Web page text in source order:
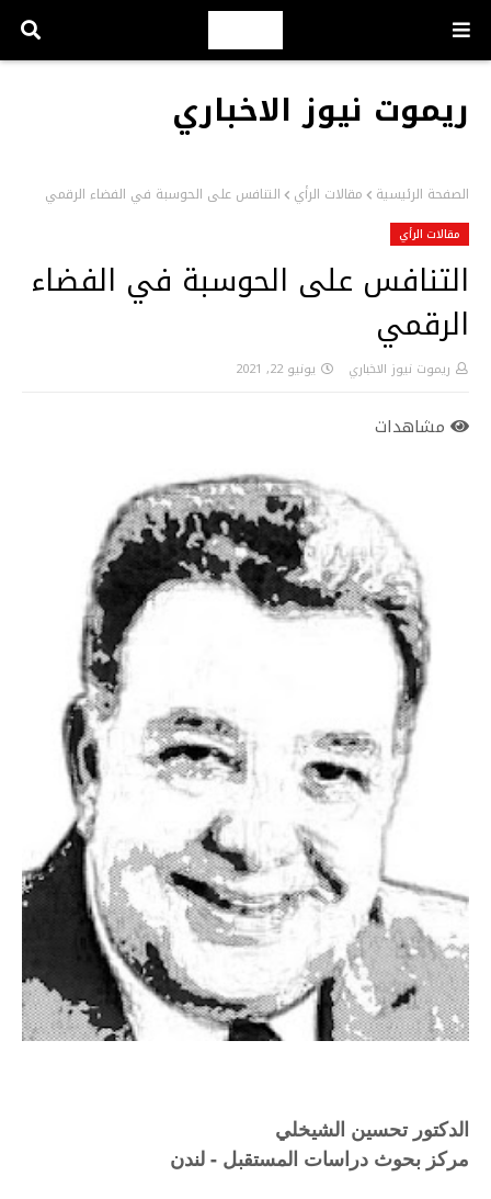
ريموت نيوز الاخباري
الصفحة الرئيسية مقالات الرأي التنافس على الحوسبة في الفضاء الرقمي
مقالات الرأي
التنافس على الحوسبة في الفضاء
الرقمي
ريموت نيوز الاخباري يونيو 22, 2021
مشاهدات
الدكتور تحسين الشيخلي
مركز بحوث دراسات المستقبل - لندن